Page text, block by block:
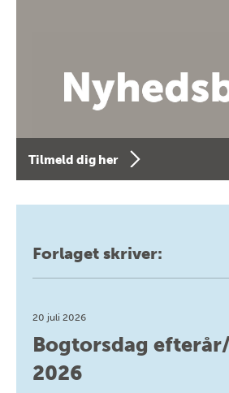
Tilmeld dig her
Forlaget skriver:
20 juli 2026
Bogtorsdag
2026